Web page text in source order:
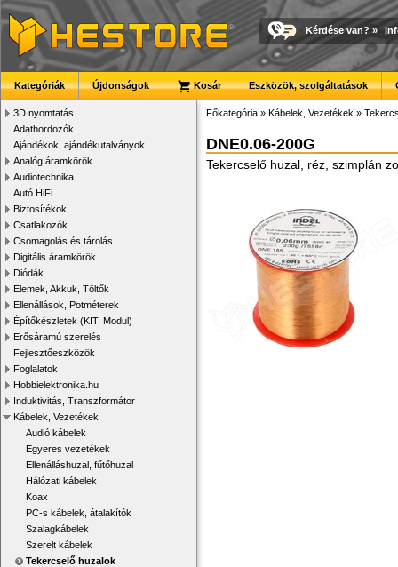
Kérdése van? »
Kategóriák Újdonságok Kosár Eszközök, szolgáltatások
3D nyomtatás
Adathordozók
Ajándékok, ajándékutalványok
Analóg áramkörök
Audiotechnika
Autó HiFi
Biztosítékok
Csatlakozók
Csomagolás és tárolás
Digitális áramkörök
Diódák
Elemek, Akkuk, Töltők
Ellenállások, Potméterek
Építőkészletek (KIT, Modul)
Erősáramú szerelés
Fejlesztőeszközök
Foglalatok
Hobbielektronika.hu
Induktivitás, Transzformátor
Kábelek, Vezetékek
Audió kábelek
Egyeres vezetékek
Ellenálláshuzal, fűtőhuzal
Hálózati kábelek
Koax
PC-s kábelek, átalakítók
Szalagkábelek
Szerelt kábelek
Tekercselő huzalok
Főkategória » Kábelek, Vezetékek »
DNE0.06-200G
Tekercselő huzal, réz, szimplán